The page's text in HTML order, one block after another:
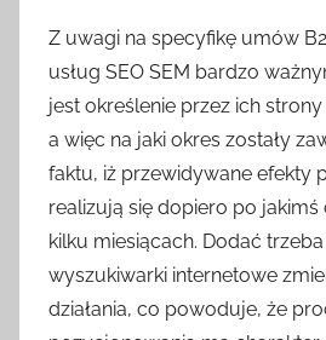
Z uwagi na specyfikę umów
usług SEO SEM bardzo
jest określenie przez ich
a więc na jaki okres zostały
faktu, iż przewidywane efekty
realizują się dopiero po jakimś
kilku miesiącach. Dodać
wyszukiwarki internetowe
działania, co powoduje, że